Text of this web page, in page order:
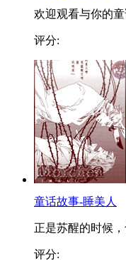
欢迎观看与你的
评分:
童话故事-睡美人
正是苏醒的时候
评分: